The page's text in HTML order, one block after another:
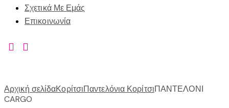
Σχετικά Με Εμάς
Επικοινωνία
Αρχική σελίδαΚορίτσιΠαντελόνια ΚορίτσιΠΑΝΤΕΛΟΝΙ
CARGO